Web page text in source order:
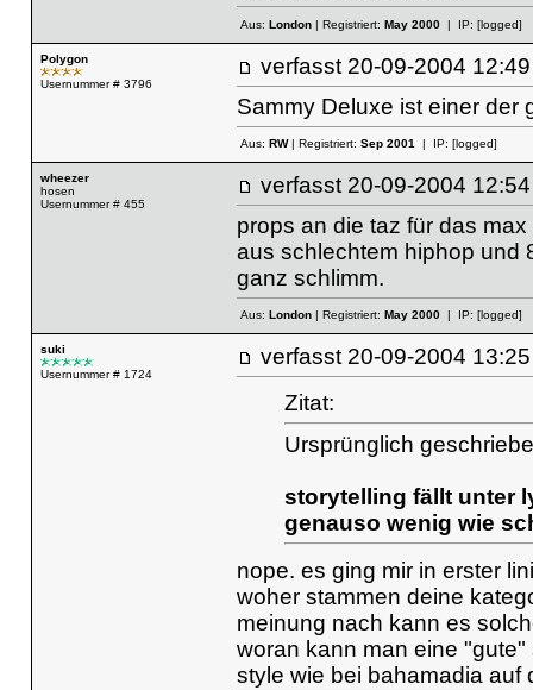
Aus: London| Registriert: May 2000| IP: [logged]
Polygon
Usernummer # 3796
verfasst 20-09-2004
Sammy Deluxe ist einer der
Aus: RW| Registriert: Sep 2001| IP: [logged]
wheezer
hosen
Usernummer # 455
verfasst 20-09-2004
props an die taz für das
aus schlechtem hiphop und
ganz schlimm.
Aus: London| Registriert: May 2000| IP: [logged]
suki
Usernummer # 1724
verfasst 20-09-2004
Zitat:
Ursprünglich
storytelling fällt unter
genauso wenig wie
nope. es ging mir in erster
woher stammen deine
meinung nach kann es
woran kann man eine
style wie bei bahamadia auf